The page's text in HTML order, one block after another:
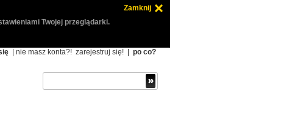
Zamknij
Twojej przeglądarki.
| nie masz konta?! zarejestruj się! po co?